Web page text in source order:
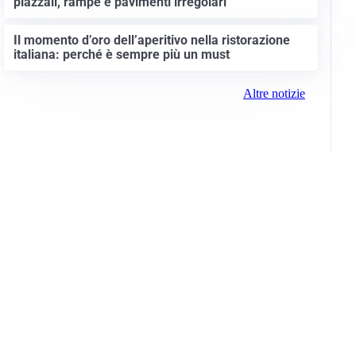
Muletto elettrico anche all’aperto? Cosa cambia tra
piazzali, rampe e pavimenti irregolari
Il momento d’oro dell’aperitivo nella ristorazione